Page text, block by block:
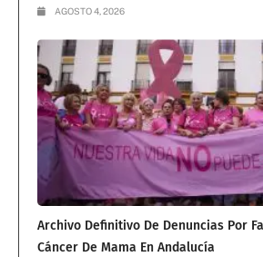
AGOSTO 4, 2026
Archivo Definitivo De Denuncias Por
Cáncer De Mama En Andalucía